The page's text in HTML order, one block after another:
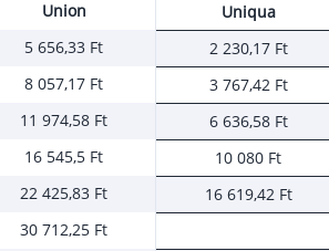
Union
Uniqua
5 656,33 Ft
2 230,17 Ft
8 057,17 Ft
3 767,42 Ft
11 974,58 Ft
6 636,58 Ft
16 545,5 Ft
10 080 Ft
22 425,83 Ft
16 619,42 Ft
30 712,25 Ft